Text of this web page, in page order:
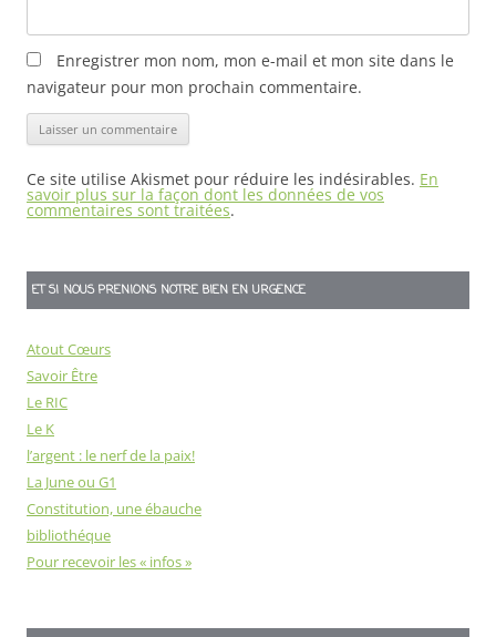
Enregistrer mon nom, mon e-mail et mon site dans le
navigateur pour mon prochain commentaire.
Ce site utilise Akismet pour réduire les indésirables. En
savoir plus sur la façon dont les données de vos
commentaires sont traitées.
ET SI NOUS PRENIONS NOTRE BIEN EN URGENCE
Atout Cœurs
Savoir Être
Le RIC
Le K
l’argent : le nerf de la paix!
La June ou G1
Constitution, une ébauche
bibliothéque
Pour recevoir les « infos »